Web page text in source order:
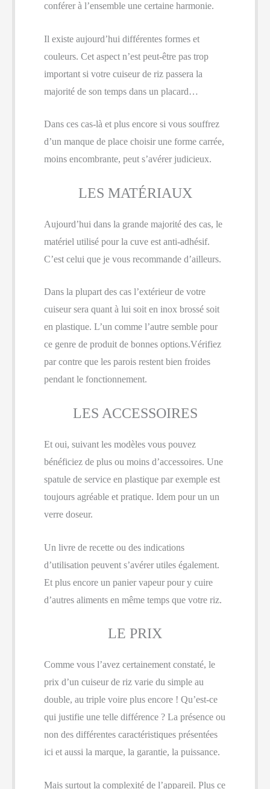
conférer à l’ensemble une certaine harmonie.
Il existe aujourd’hui différentes formes et
couleurs. Cet aspect n’est peut-être pas trop
important si votre cuiseur de riz passera la
majorité de son temps dans un placard…
Dans ces cas-là et plus encore si vous souffrez
d’un manque de place choisir une forme carrée,
moins encombrante, peut s’avérer judicieux.
LES MATÉRIAUX
Aujourd’hui dans la grande majorité des cas, le
matériel utilisé pour la cuve est anti-adhésif.
C’est celui que je vous recommande d’ailleurs.
Dans la plupart des cas l’extérieur de votre
cuiseur sera quant à lui soit en inox brossé soit
en plastique. L’un comme l’autre semble pour
ce genre de produit de bonnes options.Vérifiez
par contre que les parois restent bien froides
pendant le fonctionnement.
LES ACCESSOIRES
Et oui, suivant les modèles vous pouvez
bénéficiez de plus ou moins d’accessoires. Une
spatule de service en plastique par exemple est
toujours agréable et pratique. Idem pour un un
verre doseur.
Un livre de recette ou des indications
d’utilisation peuvent s’avérer utiles également.
Et plus encore un panier vapeur pour y cuire
d’autres aliments en même temps que votre riz.
LE PRIX
Comme vous l’avez certainement constaté, le
prix d’un cuiseur de riz varie du simple au
double, au triple voire plus encore ! Qu’est-ce
qui justifie une telle différence ? La présence ou
non des différentes caractéristiques présentées
ici et aussi la marque, la garantie, la puissance.
Mais surtout la complexité de l’appareil. Plus ce